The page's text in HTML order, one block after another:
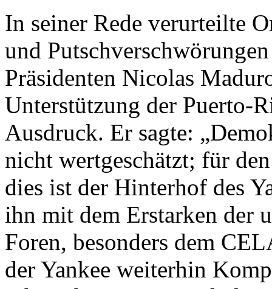
In seiner Rede verurteilte
und
Präsidenten Nicolas
Unterstützung der Puerto-
Ausdruck. Er sagte:
nicht wertgeschätzt; für
dies ist der Hinterhof des
ihn mit dem Erstarken der
Foren, besonders dem
der Yankee weiterhin